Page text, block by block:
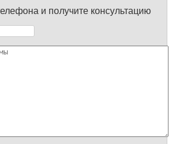
и получите консультацию